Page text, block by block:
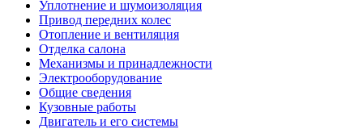
Уплотнение и шумоизоляция
Привод передних колес
Отопление и вентиляция
Отделка салона
Механизмы и принадлежности
Электрооборудование
Общие сведения
Кузовные работы
Двигатель и его системы